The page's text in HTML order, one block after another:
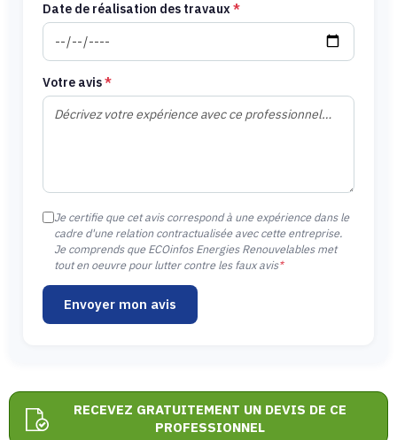
Date de réalisation des travaux *
Votre avis*
Je certifie que cet avis correspond à une expérience dans le
cadre d'une relation contractualisée avec cette entreprise.
Je comprends que ECOinfos Energies Renouvelables met
tout en oeuvre pour lutter contre les faux avis*
Envoyer mon avis
RECEVEZ GRATUITEMENT UN DEVIS DE CE
PROFESSIONNEL